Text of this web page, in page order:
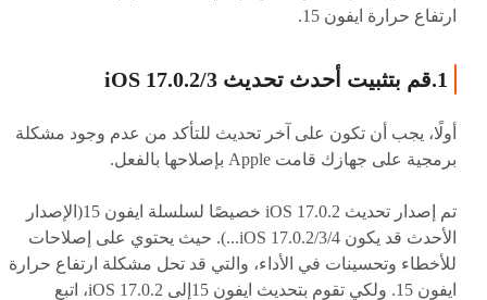
ارتفاع حرارة ايفون 15.
1.قم بتثبيت أحدث تحديث iOS 17.0.2/3
أولًا، يجب أن تكون على آخر تحديث للتأكد من عدم وجود مشكلة
برمجية على جهازك قامت Apple بإصلاحها بالفعل.
تم إصدار تحديث iOS 17.0.2 خصيصًا لسلسلة ايفون 15(الإصدار
الأحدث قد يكون iOS 17.0.2/3/4...). حيث يحتوي على إصلاحات
للأخطاء وتحسينات في الأداء، والتي قد تحل مشكلة ارتفاع حرارة
ايفون 15. ولكي تقوم بتحديث ايفون 15إلى iOS 17.0.2، اتبع